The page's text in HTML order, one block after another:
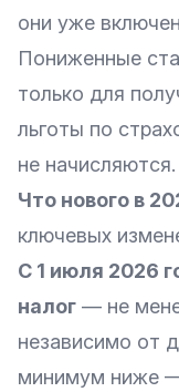
они уже
Пониженные
только для
льготы по
не начисляются.
Что нового в
ключевых
С 1 июля 2026
налог — не
независимо от
минимум ниже